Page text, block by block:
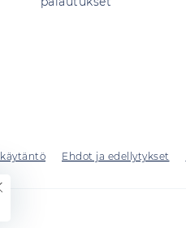
Ehdot ja edellytykset